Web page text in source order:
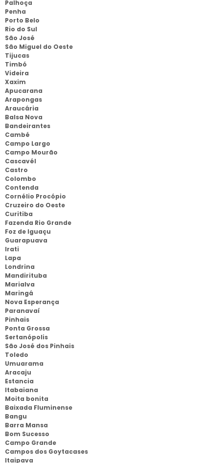
Palhoça
Penha
Porto Belo
Rio do Sul
São José
São Miguel do Oeste
Tijucas
Timbó
Videira
Xaxim
Apucarana
Arapongas
Araucária
Balsa Nova
Bandeirantes
Cambé
Campo Largo
Campo Mourão
Cascavél
Castro
Colombo
Contenda
Cornélio Procópio
Cruzeiro do Oeste
Curitiba
Fazenda Rio Grande
Foz de Iguaçu
Guarapuava
Irati
Lapa
Londrina
Mandirituba
Marialva
Maringá
Nova Esperança
Paranavaí
Pinhais
Ponta Grossa
Sertanópolis
São José dos Pinhais
Toledo
Umuarama
Aracaju
Estancia
Itabaiana
Moita bonita
Baixada Fluminense
Bangu
Barra Mansa
Bom Sucesso
Campo Grande
Campos dos Goytacases
Itaipava